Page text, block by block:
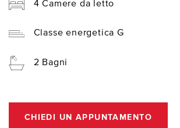
4 Camere da letto
Classe energetica G
2 Bagni
CHIEDI UN APPUNTAMENTO